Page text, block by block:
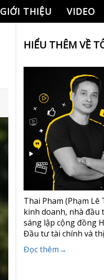
GIỚI THIỆU VIDEO
HIỂU THÊM VỀ
Thai Pham (Phạm Lê
kinh doanh, nhà đầu
sáng lập cộng đồng
Đầu tư tài chính và
Đọc thêm→